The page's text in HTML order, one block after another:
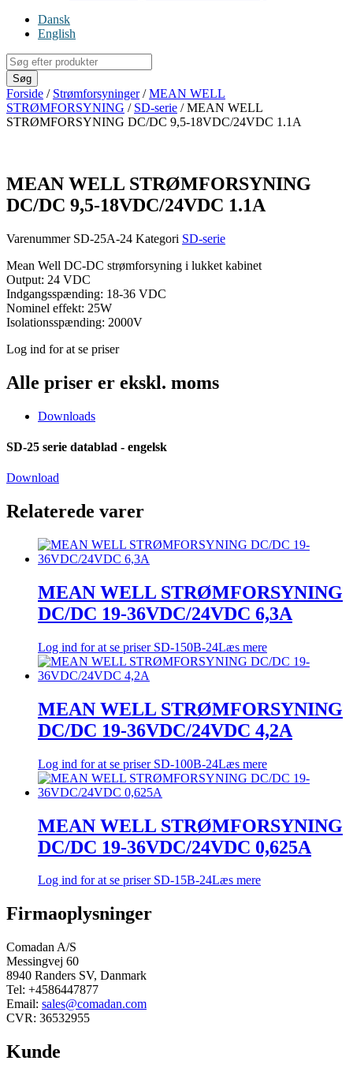
Dansk
English
Products
search
Søg
Forside / Strømforsyninger/MEAN WELL
STRØMFORSYNING / SD-serie / MEAN WELL
STRØMFORSYNING DC/DC 9,5-18VDC/24VDC 1.1A
MEAN WELL STRØMFORSYNING
DC/DC 9,5-18VDC/24VDC 1.1A
Varenummer SD-25A-24 Kategori SD-serie
Mean Well DC-DC strømforsyning i lukket kabinet
Output: 24 VDC
Indgangsspænding: 18-36 VDC
Nominel effekt: 25W
Isolationsspænding: 2000V
Log ind for at se priser
Alle priser er ekskl. moms
Downloads
SD-25 serie datablad - engelsk
Download
Relaterede varer
MEAN WELL STRØMFORSYNING
DC/DC 19-36VDC/24VDC 6,3A
Log ind for at se priserSD-150B-24Læs mere
MEAN WELL STRØMFORSYNING
DC/DC 19-36VDC/24VDC 4,2A
Log ind for at se priserSD-100B-24Læs mere
MEAN WELL STRØMFORSYNING
DC/DC 19-36VDC/24VDC 0,625A
Log ind for at se priserSD-15B-24Læs mere
Firmaoplysninger
Comadan A/S
Messingvej 60
8940 Randers SV, Danmark
Tel: +4586447877
Email: sales@comadan.com
CVR: 36532955
Kunde